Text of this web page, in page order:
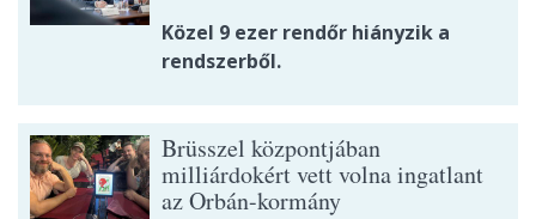
Közel 9 ezer rendőr hiányzik a
rendszerből.
Brüsszel központjában
milliárdokért vett volna ingatlant
az Orbán-kormány